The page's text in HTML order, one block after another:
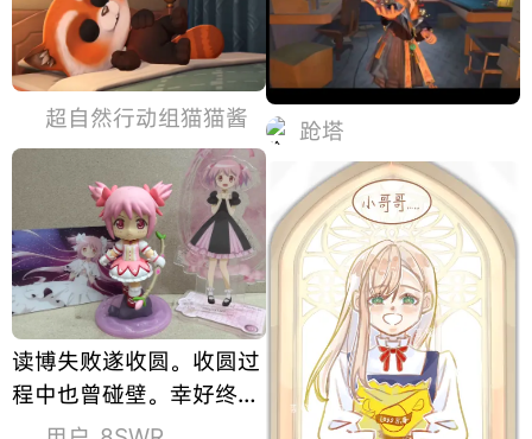
超自然行动组猫猫酱
读博失败遂收圆。收圆过
程中也曾碰壁。幸好终于
收到完美的圆了，好开心
跄塔